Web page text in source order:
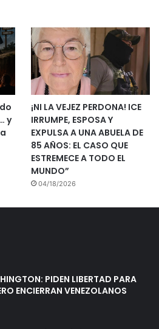
y
¡NI LA VEJEZ PERDONA! ICE
IRRUMPE, ESPOSA Y
EXPULSA A UNA ABUELA DE
85 AÑOS: EL CASO QUE
ESTREMECE A TODO EL
MUNDO”
04/18/2026
PIDEN LIBERTAD PARA
ENCIERRAN VENEZOLANOS